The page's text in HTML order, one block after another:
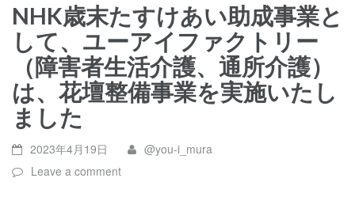
NHK歳末たすけあい助成事業と
して、ユーアイファクトリー
（障害者生活介護、通所介護）
は、花壇整備事業を実施いたし
ました
2023年4月19日
@you-i_mura
Leave a comment